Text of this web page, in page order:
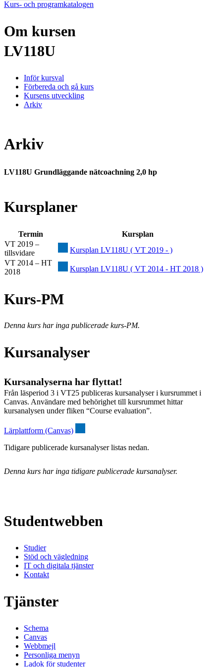
Kurs- och programkatalogen
Om kursen
LV118U
Inför kursval
Förbereda och gå kurs
Kursens utveckling
Arkiv
Arkiv
LV118U Grundläggande nätcoachning 2,0 hp
Kursplaner
Termin
Kursplan
VT 2019 –
tillsvidare
Kursplan LV118U ( VT 2019 - )
VT 2014 – HT
2018
Kursplan LV118U ( VT 2014 - HT 2018 )
Kurs-PM
Denna kurs har inga publicerade kurs-PM.
Kursanalyser
Kursanalyserna har flyttat!
Från läsperiod 3 i VT25 publiceras kursanalyser i kursrummet i
Canvas. Användare med behörighet till kursrummet hittar
kursanalysen under fliken “Course evaluation”.
Lärplattform (Canvas)
Tidigare publicerade kursanalyser listas nedan.
Denna kurs har inga tidigare publicerade kursanalyser.
Studentwebben
Studier
Stöd och vägledning
IT och digitala tjänster
Kontakt
Tjänster
Schema
Canvas
Webbmejl
Personliga menyn
Ladok för studenter